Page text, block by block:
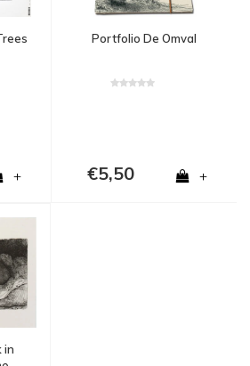
+
Portfolio De Omval
€5,50 +
in